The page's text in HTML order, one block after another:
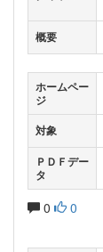
概要
ホームペー
ジ
対象
ＰＤＦデー
タ
0 0